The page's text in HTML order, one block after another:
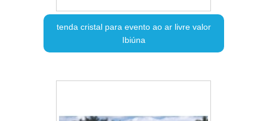
tenda cristal para evento ao ar livre valor
Ibiúna